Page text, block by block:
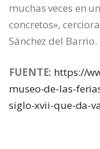
muchas veces en
concretos»,
Sánchez del Barrio.
FUENTE: https://
museo-de-las-
siglo-xvii-que-da-